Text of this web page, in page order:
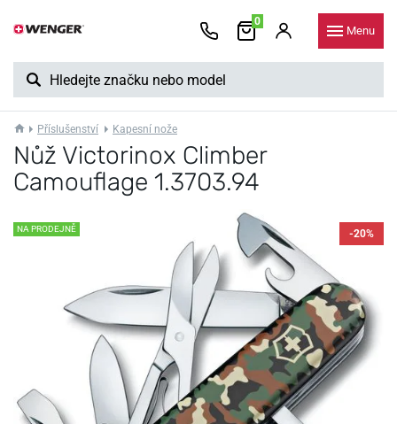
0
Menu
Příslušenství Kapesní nože
Nůž Victorinox Climber
Camouflage 1.3703.94
NA PRODEJNĚ -20%